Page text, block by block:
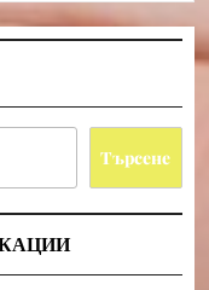
Търсене